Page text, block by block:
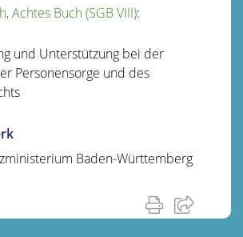
Achtes Buch (SGB VIII):
und Unterstützung bei der
Personensorge und des
Baden-Württemberg